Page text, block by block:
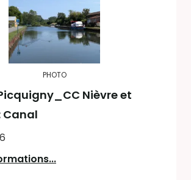
PHOTO
Nièvre et
Canal